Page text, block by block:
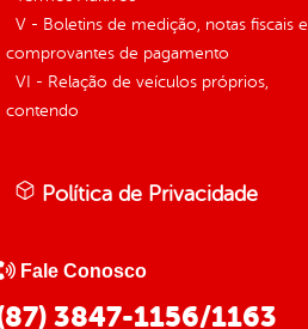
V - Boletins de medição, notas fiscais e
comprovantes de pagamento
VI - Relação de veículos próprios,
contendo
Política de Privacidade
Fale Conosco
3847-1156/1163